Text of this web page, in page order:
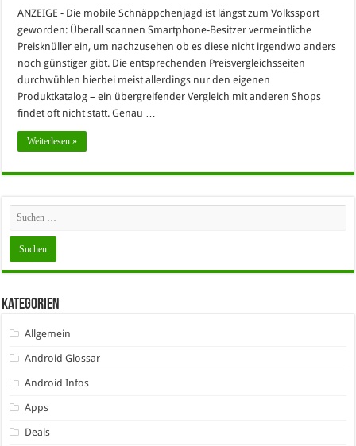
ANZEIGE - Die mobile Schnäppchenjagd ist längst zum Volkssport
geworden: Überall scannen Smartphone-Besitzer vermeintliche
Preisknüller ein, um nachzusehen ob es diese nicht irgendwo anders
noch günstiger gibt. Die entsprechenden Preisvergleichsseiten
durchwühlen hierbei meist allerdings nur den eigenen
Produktkatalog – ein übergreifender Vergleich mit anderen Shops
findet oft nicht statt. Genau …
Weiterlesen »
Kategorien
Allgemein
Android Glossar
Android Infos
Apps
Deals